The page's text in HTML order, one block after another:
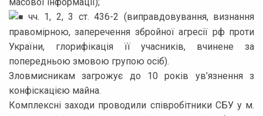
чч. 1, 2, 3 ст. 436-2 (виправдовування, визнання
правомірною, заперечення збройної агресії рф проти
України, глорифікація її учасників, вчинене за
попередньою змовою групою осіб).
Зловмисникам загрожує до 10 років ув’язнення з
конфіскацією майна.
Комплексні заходи проводили співробітники СБУ у м.